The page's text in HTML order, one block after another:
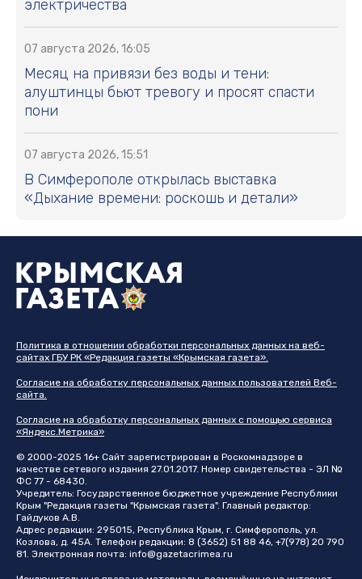
электричества
07 августа 2026, 16:05
Месяц на привязи без воды и тени:
алуштинцы бьют тревогу и просят спасти
пони
07 августа 2026, 15:51
В Симферополе открылась выставка
«Дыхание времени: роскошь и детали»
Политика в отношении обработки персональных данных на веб-
сайтах ГБУ РК «Редакция газеты «Крымская газета».
Согласие на обработку персональных данных пользователей Веб-
сайта.
Согласие на обработку персональных данных с помощью сервиса
«Яндекс.Метрика»
© 2000-2025 16+ Сайт зарегистрирован в Роскомнадзоре в
качестве сетевого издания 27.01.2017. Номер свидетельства - ЭЛ №
ФС 77 - 68430.
Учредитель: Государственное бюджетное учреждение Республики
Крым "Редакция газеты "Крымская газета". Главный редактор:
Гайдуков А.В.
Адрес редакции: 295015, Республика Крым, г. Симферополь, ул.
Козлова, д. 45А. Телефон редакции: 8 (3652) 51 88 46, +7(978) 20 790
81. Электронная почта: info@gazetacrimea.ru